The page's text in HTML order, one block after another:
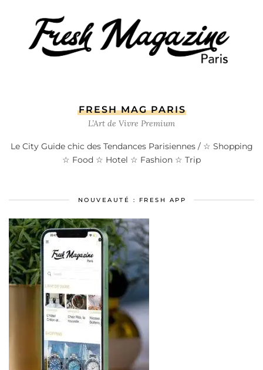
FRESH MAG PARIS
L’Art de Vivre Premium
Le City Guide chic des Tendances Parisiennes / ☆ Shopping
☆ Food ☆ Hotel ☆ Fashion ☆ Trip
NOUVEAUTÉ : FRESH APP